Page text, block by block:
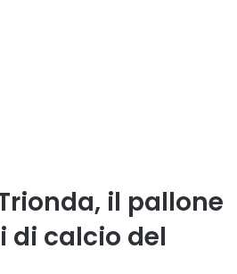
il pallone
di calcio del